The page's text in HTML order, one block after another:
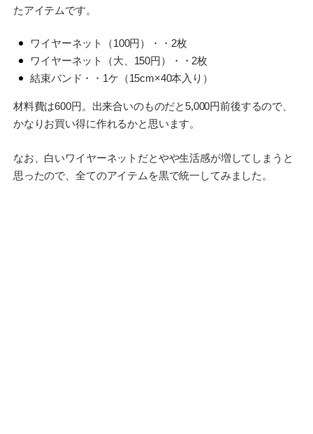
たアイテムです。
ワイヤーネット（100円）・・2枚
ワイヤーネット（大、150円）・・2枚
結束バンド・・1ケ（15cm×40本入り）
材料費は600円。出来合いのものだと5,000円前後するので、
かなりお買い得に作れるかと思います。
なお、白いワイヤーネットだとやや生活感が増してしまうと
思ったので、全てのアイテムを黒で統一してみました。